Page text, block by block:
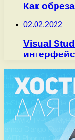
Как
02.02.2022
Visual